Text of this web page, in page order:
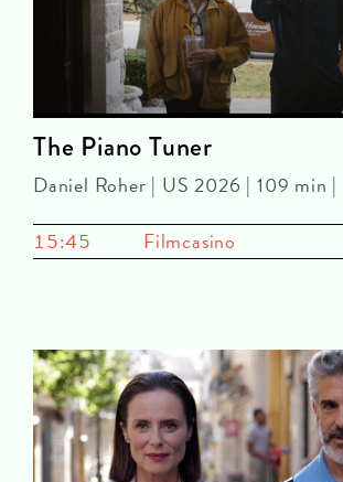
The Piano Tuner
Daniel Roher | US 2026 | 109 min
15:45
Filmcasino